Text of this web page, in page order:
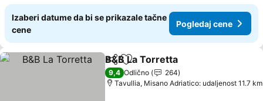
Izaberi datume da bi se prikazale tačne
cene
Pogledaj cene
Deli Dodati u favorite
B&B La Torretta
9,4 Odlično
264
Tavullia, Misano Adriatico: udaljenost 11.7 km